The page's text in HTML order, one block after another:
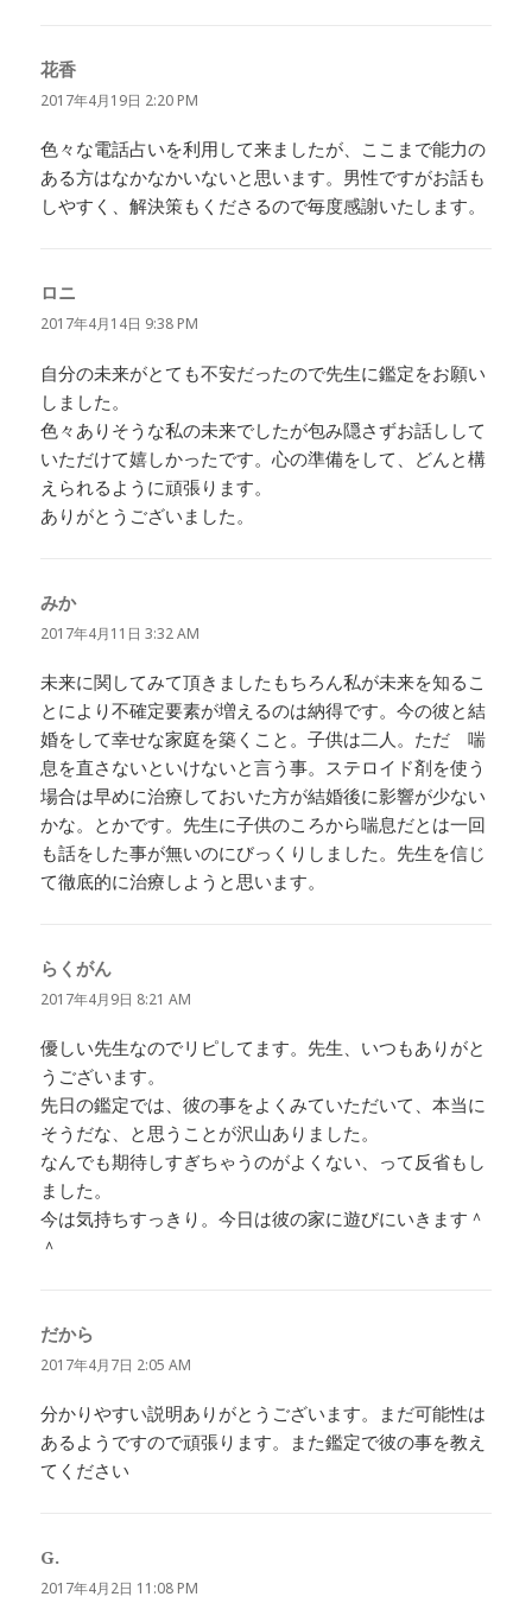
花香
り:
2017年4月19日 2:20 PM
色々な電話占いを利用して来ましたが、ここまで能力の
ある方はなかなかいないと思います。男性ですがお話も
しやすく、解決策もくださるので毎度感謝いたします。
ロニ
り:
2017年4月14日 9:38 PM
自分の未来がとても不安だったので先生に鑑定をお願い
しました。
色々ありそうな私の未来でしたが包み隠さずお話しして
いただけて嬉しかったです。心の準備をして、どんと構
えられるように頑張ります。
ありがとうございました。
みかよ
り:
2017年4月11日 3:32 AM
未来に関してみて頂きましたもちろん私が未来を知るこ
とにより不確定要素が増えるのは納得です。今の彼と結
婚をして幸せな家庭を築くこと。子供は二人。ただ 喘
息を直さないといけないと言う事。ステロイド剤を使う
場合は早めに治療しておいた方が結婚後に影響が少ない
かな。とかです。先生に子供のころから喘息だとは一回
も話をした事が無いのにびっくりしました。先生を信じ
て徹底的に治療しようと思います。
らくがん
り:
2017年4月9日 8:21 AM
優しい先生なのでリピしてます。先生、いつもありがと
うございます。
先日の鑑定では、彼の事をよくみていただいて、本当に
そうだな、と思うことが沢山ありました。
なんでも期待しすぎちゃうのがよくない、って反省もし
ました。
今は気持ちすっきり。今日は彼の家に遊びにいきます＾
＾
だから
り:
2017年4月7日 2:05 AM
分かりやすい説明ありがとうございます。まだ可能性は
あるようですので頑張ります。また鑑定で彼の事を教え
てください
G.
り:
2017年4月2日 11:08 PM